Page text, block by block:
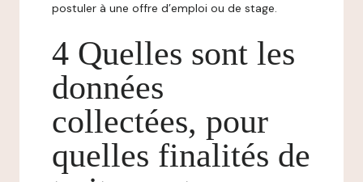
postuler à une offre d’emploi ou de stage.
4 Quelles sont les
données
collectées, pour
quelles finalités de